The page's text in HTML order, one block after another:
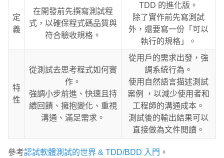
定
義
在開發前先撰寫測試程
式，以確保程式碼品質與
符合驗收規格。
TDD 的進化版。
除了實作前先寫測試
外，還要寫一份「可以
執行的規格」。
特
性
從測試去思考程式如何實
作。
強調小步前進、快速且持
續回饋、擁抱變化、重視
溝通、滿足需求。
從用戶的需求出發，強
調系統行為。
使用自然語言描述測試
案例 ，以減少使用者和
工程師的溝通成本。
測試後的輸出結果可以
直接做為文件閱讀。
參考認試軟體測試的世界 & TDD/BDD 入門 。